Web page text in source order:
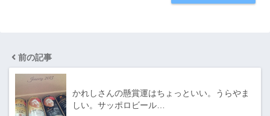
前の記事
かれしさんの懸賞運はちょっといい。うらやま
しい。サッポロビール…